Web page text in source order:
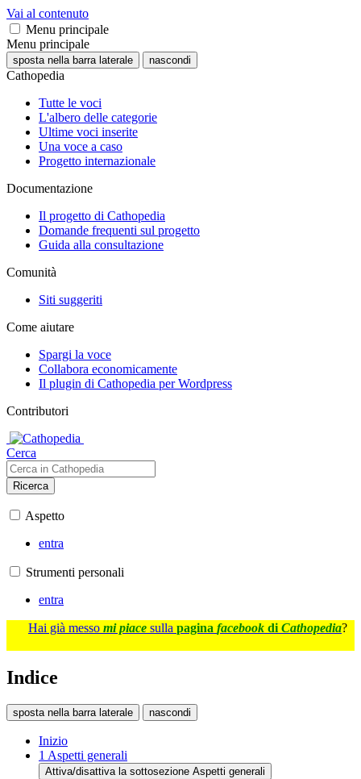
Vai al contenuto
Menu principale
Menu principale
sposta nella barra laterale nascondi
Cathopedia
Tutte le voci
L'albero delle categorie
Ultime voci inserite
Una voce a caso
Progetto internazionale
Documentazione
Il progetto di Cathopedia
Domande frequenti sul progetto
Guida alla consultazione
Comunità
Siti suggeriti
Come aiutare
Spargi la voce
Collabora economicamente
Il plugin di Cathopedia per Wordpress
Contributori
Cerca
Ricerca
Aspetto
entra
Strumenti personali
entra
Hai già messo mi piace sulla pagina facebook di Cathopedia?
Indice
sposta nella barra laterale nascondi
Inizio
1 Aspetti generali
Attiva/disattiva la sottosezione Aspetti generali